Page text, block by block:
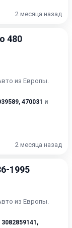
2 месяца назад
480
из Европы.
, 470031 и
2 месяца назад
Volvo 480 1986-1995
из Европы.
3082859141 ,